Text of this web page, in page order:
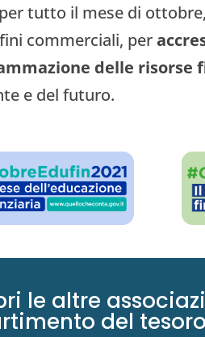
tutto il mese di
commerciali, per
delle
e del futuro.
le altre
del